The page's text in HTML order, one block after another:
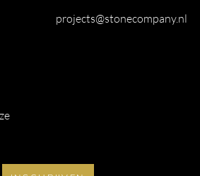
projects@stonecompany.nl